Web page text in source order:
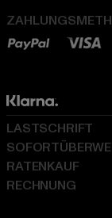
LASTSCHRIFT
RATENKAUF
RECHNUNG